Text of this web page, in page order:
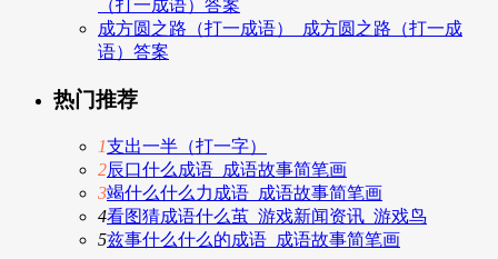
（打一成语）答案
成方圆之路（打一成语）_成方圆之路（打一成
语）答案
热门推荐
1支出一半（打一字）
2辰口什么成语_成语故事简笔画
3竭什么什么力成语_成语故事简笔画
4看图猜成语什么茧_游戏新闻资讯_游戏鸟
5兹事什么什么的成语_成语故事简笔画